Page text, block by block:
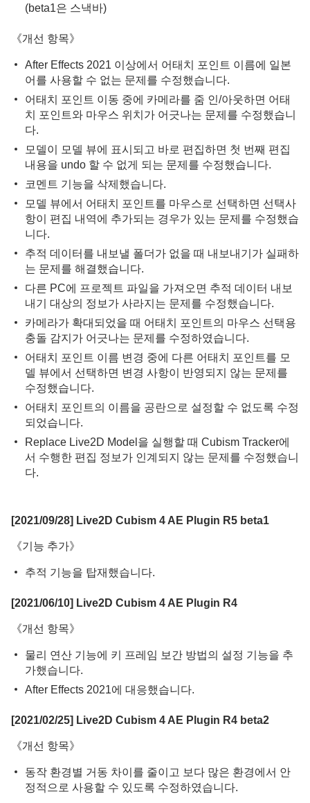
(beta1은 스낵바)
《개선 항목》
After Effects 2021 이상에서 어태치 포인트 이름에 일본
어를 사용할 수 없는 문제를 수정했습니다.
어태치 포인트 이동 중에 카메라를 줌 인/아웃하면 어태
치 포인트와 마우스 위치가 어긋나는 문제를 수정했습니
다.
모델이 모델 뷰에 표시되고 바로 편집하면 첫 번째 편집
내용을 undo 할 수 없게 되는 문제를 수정했습니다.
코멘트 기능을 삭제했습니다.
모델 뷰에서 어태치 포인트를 마우스로 선택하면 선택사
항이 편집 내역에 추가되는 경우가 있는 문제를 수정했습
니다.
추적 데이터를 내보낼 폴더가 없을 때 내보내기가 실패하
는 문제를 해결했습니다.
다른 PC에 프로젝트 파일을 가져오면 추적 데이터 내보
내기 대상의 정보가 사라지는 문제를 수정했습니다.
카메라가 확대되었을 때 어태치 포인트의 마우스 선택용
충돌 감지가 어긋나는 문제를 수정하였습니다.
어태치 포인트 이름 변경 중에 다른 어태치 포인트를 모
델 뷰에서 선택하면 변경 사항이 반영되지 않는 문제를
수정했습니다.
어태치 포인트의 이름을 공란으로 설정할 수 없도록 수정
되었습니다.
Replace Live2D Model을 실행할 때 Cubism Tracker에
서 수행한 편집 정보가 인계되지 않는 문제를 수정했습니
다.
[2021/09/28] Live2D Cubism 4 AE Plugin R5 beta1
《기능 추가》
추적 기능을 탑재했습니다.
[2021/06/10] Live2D Cubism 4 AE Plugin R4
《개선 항목》
물리 연산 기능에 키 프레임 보간 방법의 설정 기능을 추
가했습니다.
After Effects 2021에 대응했습니다.
[2021/02/25] Live2D Cubism 4 AE Plugin R4 beta2
《개선 항목》
동작 환경별 거동 차이를 줄이고 보다 많은 환경에서 안
정적으로 사용할 수 있도록 수정하였습니다.